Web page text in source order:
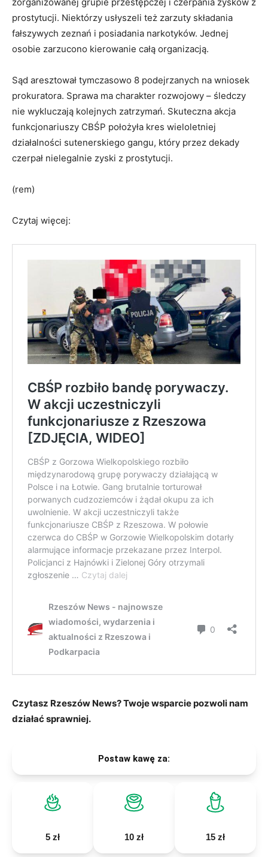
prostytucji. Niektórzy usłyszeli też zarzuty składania
fałszywych zeznań i posiadania narkotyków. Jednej
osobie zarzucono kierowanie całą organizacją.
Sąd aresztował tymczasowo 8 podejrzanych na wniosek
prokuratora. Sprawa ma charakter rozwojowy – śledczy
nie wykluczają kolejnych zatrzymań. Skuteczna akcja
funkcjonariuszy CBŚP położyła kres wieloletniej
działalności sutenerskiego gangu, który przez dekady
czerpał nielegalnie zyski z prostytucji.
(rem)
Czytaj więcej:
Czytasz Rzeszów News? Twoje wsparcie pozwoli nam
działać sprawniej.
Postaw kawę za:
5 zł 10 zł 15 zł